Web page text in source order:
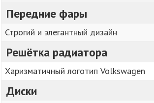
Передние фары
Строгий и элегантный дизайн
Решётка радиатора
Харизматичный логотип Volkswagen
Диски